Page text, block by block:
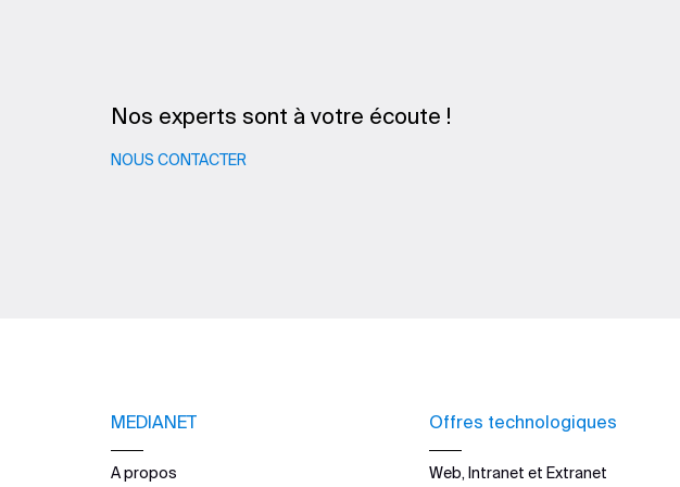
Nos experts sont à votre écoute !
NOUS CONTACTER
MEDIANET
A propos
Offres technologiques
Web, Intranet et Extranet